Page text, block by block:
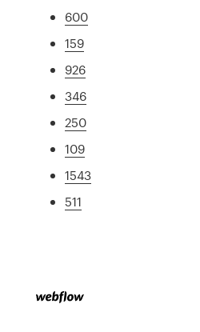
600
159
926
346
250
109
1543
511